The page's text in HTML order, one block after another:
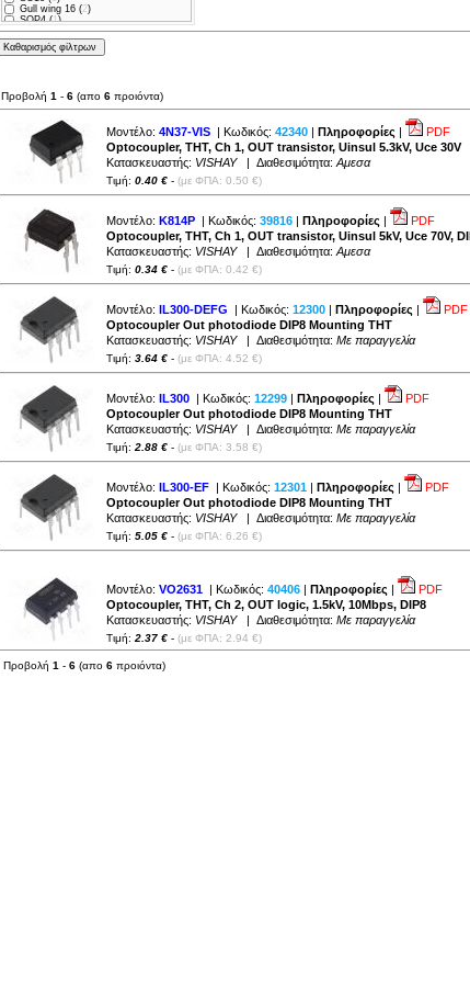
Gull wing 16 (2)
SOP4 (1)
SOP4L (2)
SO8 (2)
SO4 (2)
Προβολή 1 - 6 (απο 6 προιόντα)
Μοντέλο: 4N37-VIS | Κωδικός: 42340 | Πληροφορίες |
PDF
Optocoupler, THT, Ch 1, OUT transistor, Uinsul 5.3kV, Uce 30V
Κατασκευαστής: VISHAY| Διαθεσιμότητα: Αμεσα
Τιμή: 0.40 € - (με ΦΠΑ: 0.50 €)
Μοντέλο: K814P | Κωδικός: 39816 | Πληροφορίες |
PDF
Optocoupler, THT, Ch 1, OUT transistor, Uinsul 5kV, Uce 70V,
Κατασκευαστής: VISHAY| Διαθεσιμότητα: Αμεσα
Τιμή: 0.34 € - (με ΦΠΑ: 0.42 €)
Μοντέλο: IL300-DEFG | Κωδικός: 12300 | Πληροφορίες |
PDF
Optocoupler Out photodiode DIP8 Mounting THT
Κατασκευαστής: VISHAY| Διαθεσιμότητα: Με παραγγελία
Τιμή: 3.64 € - (με ΦΠΑ: 4.52 €)
Μοντέλο: IL300 | Κωδικός: 12299 | Πληροφορίες |
PDF
Optocoupler Out photodiode DIP8 Mounting THT
Κατασκευαστής: VISHAY| Διαθεσιμότητα: Με παραγγελία
Τιμή: 2.88 € - (με ΦΠΑ: 3.58 €)
Μοντέλο: IL300-EF | Κωδικός: 12301 | Πληροφορίες |
PDF
Optocoupler Out photodiode DIP8 Mounting THT
Κατασκευαστής: VISHAY| Διαθεσιμότητα: Με παραγγελία
Τιμή: 5.05 € - (με ΦΠΑ: 6.26 €)
Μοντέλο: VO2631 | Κωδικός: 40406 | Πληροφορίες |
PDF
Optocoupler, THT, Ch 2, OUT logic, 1.5kV, 10Mbps, DIP8
Κατασκευαστής: VISHAY| Διαθεσιμότητα: Με παραγγελία
Τιμή: 2.37 € - (με ΦΠΑ: 2.94 €)
Προβολή 1 - 6 (απο 6 προιόντα)